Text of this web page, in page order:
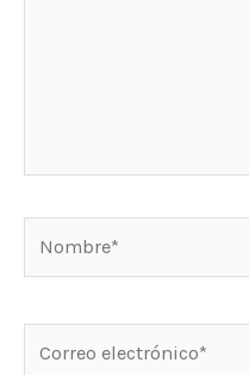
electrónico*